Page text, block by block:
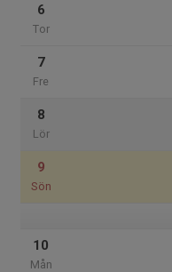
6
Tor
7
Fre
8
Lör
9
Sön
10
Mån